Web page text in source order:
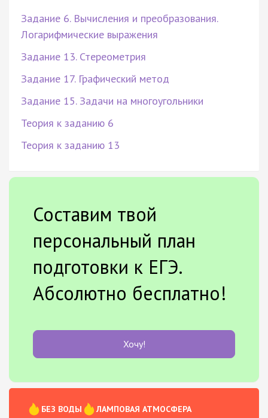
Задание 6. Вычисления и преобразования.
Логарифмические выражения
Задание 13. Стереометрия
Задание 17. Графический метод
Задание 15. Задачи на многоугольники
Теория к заданию 6
Теория к заданию 13
Составим твой
персональный план
подготовки к ЕГЭ.
Абсолютно бесплатно!
Хочу!
БЕЗ ВОДЫ
ЛАМПОВАЯ АТМОСФЕРА